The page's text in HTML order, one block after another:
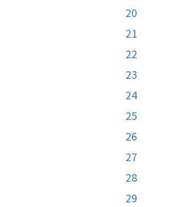
20
21
22
23
24
25
26
27
28
29